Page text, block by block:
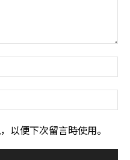
以便下次留言時使用。